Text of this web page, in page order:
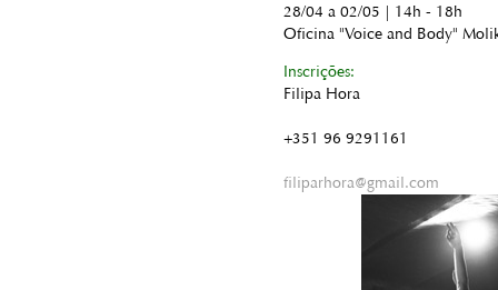
28/04 a 02/05 | 14h - 18h
Oficina "Voice and Body"
Inscrições:
Filipa Hora
+351 96 9291161
filiparhora@gmail.com